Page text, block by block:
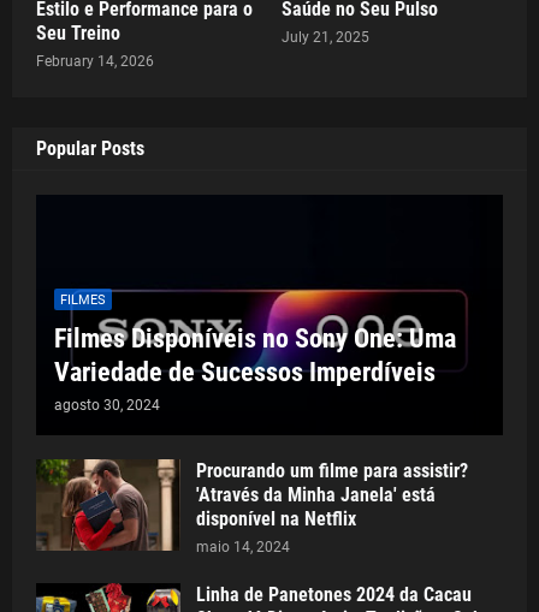
Estilo e Performance para o
Seu Treino
February 14, 2026
Saúde no Seu Pulso
July 21, 2025
Popular Posts
FILMES
Filmes Disponíveis no Sony One: Uma
Variedade de Sucessos Imperdíveis
agosto 30, 2024
Procurando um filme para assistir?
'Através da Minha Janela' está
disponível na Netflix
maio 14, 2024
Linha de Panetones 2024 da Cacau